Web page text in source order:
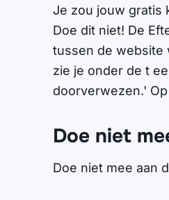
Je zou jouw gratis
Doe dit niet! De
tussen de website
zie je onder de t
doorverwezen.'
Doe niet
Doe niet mee aan